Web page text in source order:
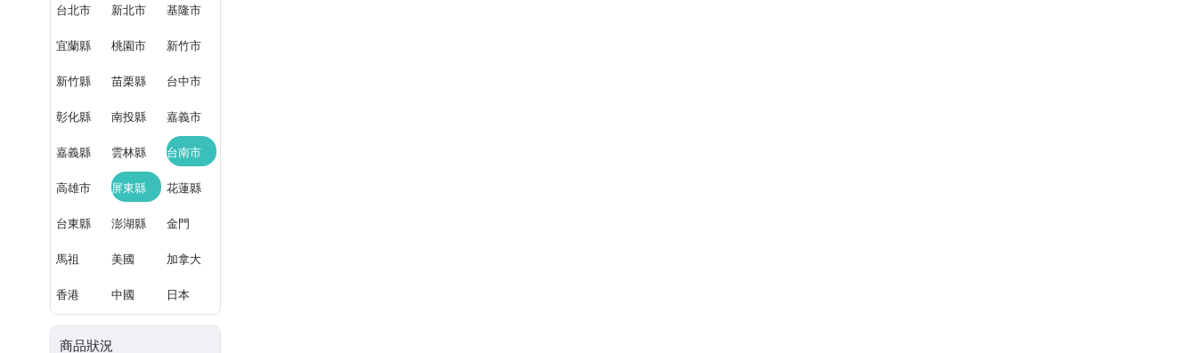
台北市 新北市 基隆市
宜蘭縣 桃園市 新竹市
新竹縣 苗栗縣 台中市
彰化縣 南投縣 嘉義市
嘉義縣 雲林縣 台南市
高雄市 屏東縣 花蓮縣
台東縣 澎湖縣 金門
馬祖 美國 加拿大
香港 中國 日本
商品狀況